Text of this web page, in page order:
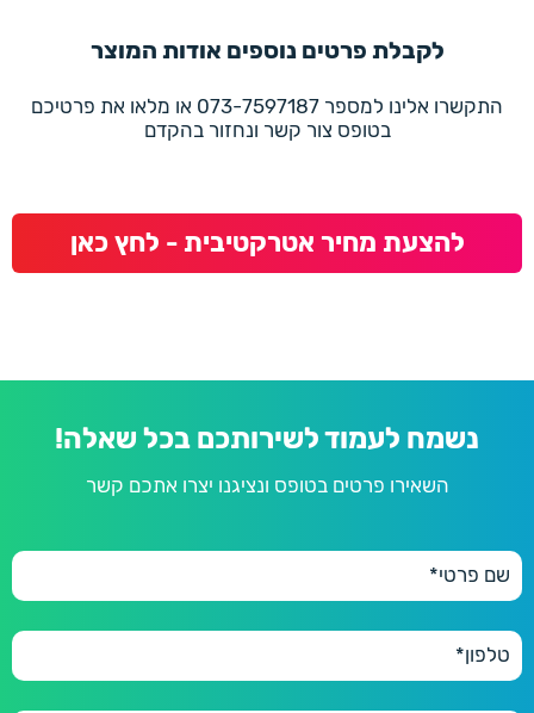
לקבלת פרטים נוספים אודות המוצר
התקשרו אלינו למספר 073-7597187 או מלאו את פרטיכם
בטופס צור קשר ונחזור בהקדם
להצעת מחיר אטרקטיבית - לחץ כאן
נשמח לעמוד לשירותכם בכל שאלה!
השאירו פרטים בטופס ונציגנו יצרו אתכם קשר